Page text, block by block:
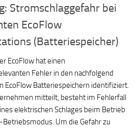
Stromschlaggefahr bei
EcoFlow
(Batteriespeicher)
EcoFlow hat einen
Fehler in den nachfolgend
EcoFlow Batteriespeichern identifiziert.
mitteilt, besteht im Fehlerfall
elektrischen Schlages beim Betrieb
Betriebsmodus. Um die Gefahr zu